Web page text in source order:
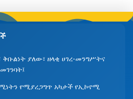
ያለው፣ ዘላቂ ሀገረ-መንግሥትና
የሚያረጋግጥ አካታች የኢኮኖሚ